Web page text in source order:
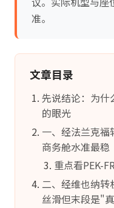
准。
文章目录
先说结论：为什
的眼光
一、经法兰克
商务舱水准最稳
重点看PEK-
二、经维也纳
丝滑但末段是"